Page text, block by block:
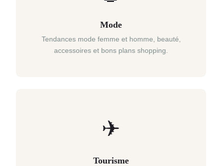
Mode
Tendances mode femme et homme, beauté,
accessoires et bons plans shopping.
✈
Tourisme